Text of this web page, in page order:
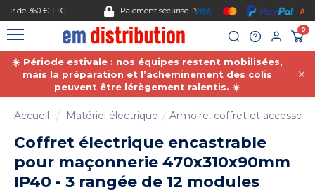
Paiement sécurisé
0
☀️ Période estivale : nos équipes restent mobilisées,
mais la préparation et l’acheminement des colis
peuvent être lérègement ralentis. ☀️
Accueil Matériel électrique Armoire, coffret et
Coffret électrique encastrable
pour maçonnerie 470x310x90mm
IP40 - 3 rangée de 12 modules
Gestion des cookies